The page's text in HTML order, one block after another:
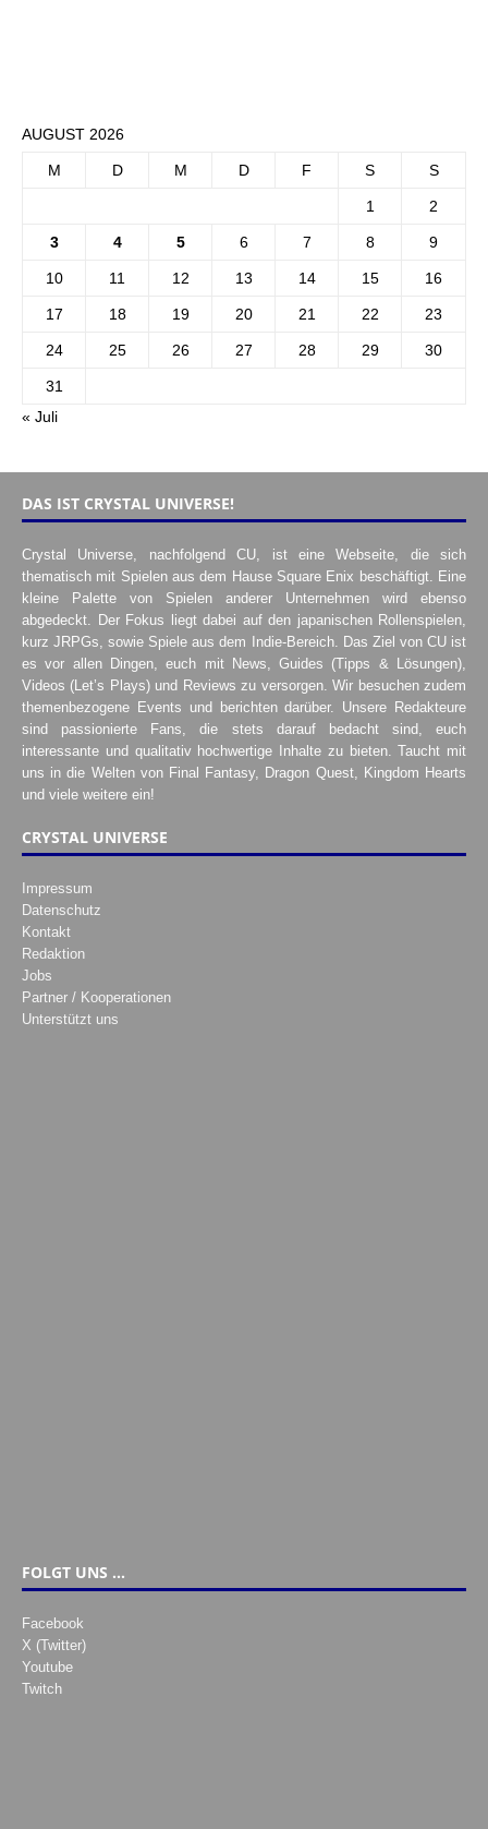
AUGUST 2026
M D M D F S S
1 2
3 4 5 6 7 8 9
10 11 12 13 14 15 16
17 18 19 20 21 22 23
24 25 26 27 28 29 30
31
« Juli
DAS IST CRYSTAL UNIVERSE!
Crystal Universe, nachfolgend CU, ist eine Webseite, die sich
thematisch mit Spielen aus dem Hause Square Enix beschäftigt. Eine
kleine Palette von Spielen anderer Unternehmen wird ebenso
abgedeckt. Der Fokus liegt dabei auf den japanischen Rollenspielen,
kurz JRPGs, sowie Spiele aus dem Indie-Bereich. Das Ziel von CU ist
es vor allen Dingen, euch mit News, Guides (Tipps & Lösungen),
Videos (Let’s Plays) und Reviews zu versorgen. Wir besuchen zudem
themenbezogene Events und berichten darüber. Unsere Redakteure
sind passionierte Fans, die stets darauf bedacht sind, euch
interessante und qualitativ hochwertige Inhalte zu bieten. Taucht mit
uns in die Welten von Final Fantasy, Dragon Quest, Kingdom Hearts
und viele weitere ein!
CRYSTAL UNIVERSE
Impressum
Datenschutz
Kontakt
Redaktion
Jobs
Partner / Kooperationen
Unterstützt uns
FOLGT UNS …
Facebook
X (Twitter)
Youtube
Twitch